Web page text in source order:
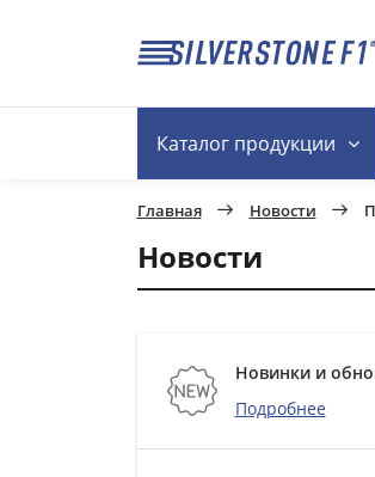
Каталогпродукции
Главная Новости
Новости
Новинки и
Подробнее